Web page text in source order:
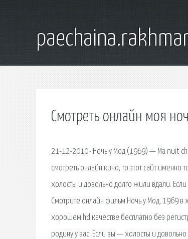
Смотреть онлайн моя
21-12-2010 · Ночь у Мод (1969) — Ma nuit
смотреть онлайн кино, то этот сайт
холосты и довольно долго жили вдали.
Смотрите онлайн фильм Ночь у Мод, 1969
хорошем hd качестве бесплатно без
родину у вас. Если вы — холосты и